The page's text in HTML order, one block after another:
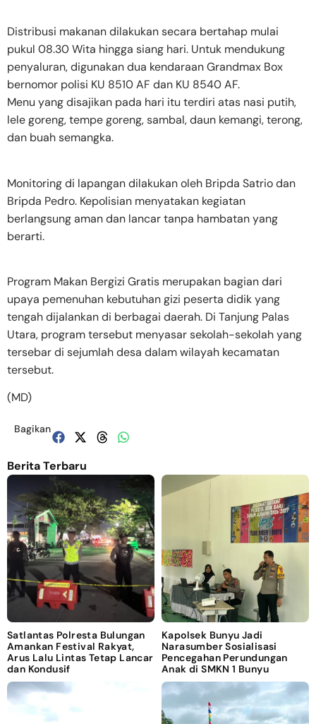
Distribusi makanan dilakukan secara bertahap mulai
pukul 08.30 Wita hingga siang hari. Untuk mendukung
penyaluran, digunakan dua kendaraan Grandmax Box
bernomor polisi KU 8510 AF dan KU 8540 AF.
Menu yang disajikan pada hari itu terdiri atas nasi putih,
lele goreng, tempe goreng, sambal, daun kemangi, terong,
dan buah semangka.
Monitoring di lapangan dilakukan oleh Bripda Satrio dan
Bripda Pedro. Kepolisian menyatakan kegiatan
berlangsung aman dan lancar tanpa hambatan yang
berarti.
Program Makan Bergizi Gratis merupakan bagian dari
upaya pemenuhan kebutuhan gizi peserta didik yang
tengah dijalankan di berbagai daerah. Di Tanjung Palas
Utara, program tersebut menyasar sekolah-sekolah yang
tersebar di sejumlah desa dalam wilayah kecamatan
tersebut.
(MD)
Bagikan
Berita Terbaru
Satlantas Polresta Bulungan
Amankan Festival Rakyat,
Arus Lalu Lintas Tetap Lancar
dan Kondusif
Kapolsek Bunyu Jadi
Narasumber Sosialisasi
Pencegahan Perundungan
Anak di SMKN 1 Bunyu